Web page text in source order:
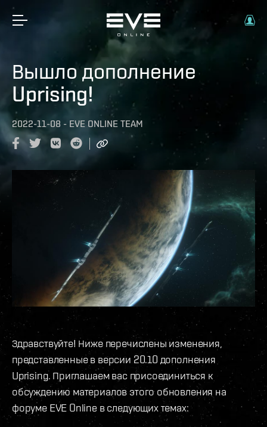
Вышло дополнение
Uprising!
2022-11-08 - EVE ONLINE TEAM
Здравствуйте! Ниже перечислены изменения,
представленные в версии 20.10 дополнения
Uprising. Приглашаем вас присоединиться к
обсуждению материалов этого обновления на
форуме EVE Online в следующих темах: